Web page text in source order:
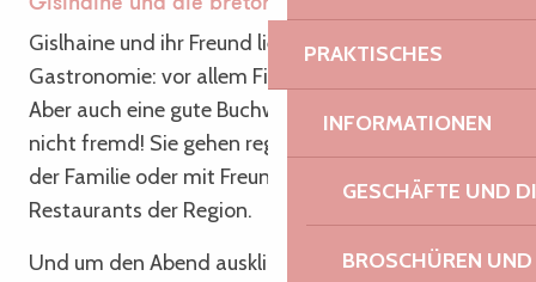
PRAKTISCHES
INFORMATIONEN
GESCHÄFTE UND
BROSCHÜREN
Gislhaine und die bretonische Gastronomie
Gislhaine und ihr Freund lieben die bretonische
Gastronomie: vor allem Fisch und Schalentiere.
Aber auch eine gute Buchweizengalette ist ihnen
nicht fremd! Sie gehen regelmäßig zu zweit, mit
der Familie oder mit Freunden in die guten
Restaurants der Region.
Und um den Abend ausklingen zu lassen, gehen sie